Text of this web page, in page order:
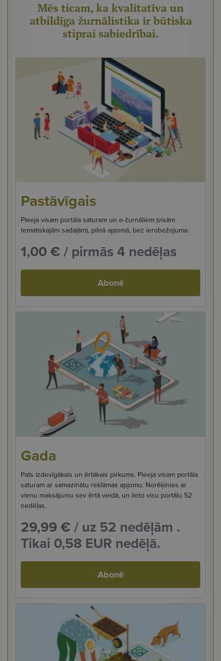
Mēs ticam, ka kvalitatīva un
atbildīga žurnālistika ir būtiska
stiprai sabiedrībai.
Pastāvīgais
Pieeja visam portāla saturam un e-žurnāliem (visām
tematiskajām sadaļām), pilnā apjomā, bez ierobežojuma.
1,00 € / pirmās 4 nedēļas
Abonē
Gada
Pats izdevīgākais un ērtākais pirkums. Pieeja visam portāla
saturam ar samazinātu reklāmas apjomu. Norēķinies ar
vienu maksājumu sev ērtā veidā, un lieto visu portālu 52
nedēļas.
29,99 € / uz 52 nedēļām .
Tikai 0,58 EUR nedēļā.
Abonē